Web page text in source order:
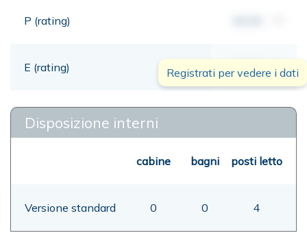
P (rating)
E (rating) 00,00 mt
Registrati per vedere i dati
Disposizione interni
cabine bagni posti letto
Versione standard 0 0 4